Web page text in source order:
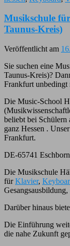
Musikschule
Taunus-Kreis)
Veröffentlicht am
Sie suchen eine
Taunus-Kreis)?
Frankfurt
Die Music-School
beliebt bei Schülern
ganz Hessen .
Frankfurt.
DE-65741
Die Musikschule
fürKlavier,
Darüber hinaus
Die Einführung
die nahe Zukunft